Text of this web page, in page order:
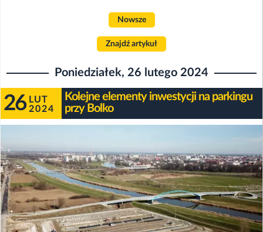
Nowsze
Znajdź artykuł
Poniedziałek, 26 lutego 2024
26 LUT
2024
Kolejne elementy inwestycji na parkingu
przy Bolko